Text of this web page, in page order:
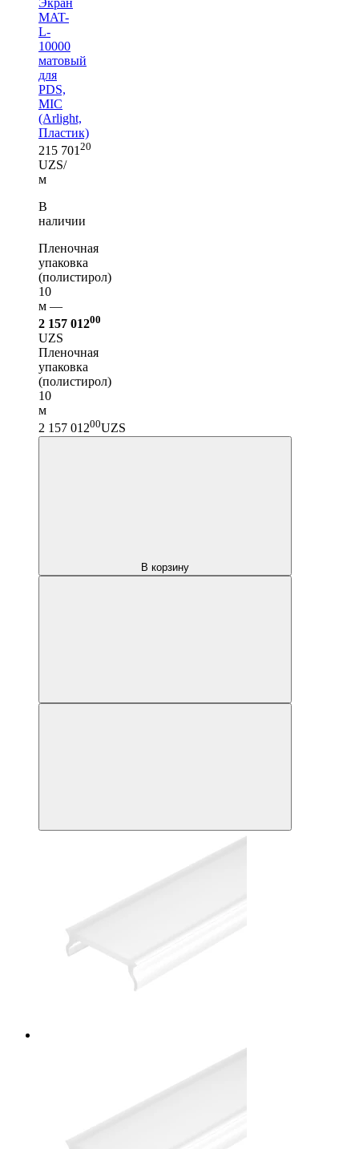
MAT-
L-
10000
матовый
для
PDS,
MIC
(Arlight,
Пластик)
215 701 20
UZS/
м
В
наличии
Пленочная
упаковка
(полистирол)
10
м —
2 157 01200
UZS
Пленочная
упаковка
(полистирол)
10
м
2 157 01200UZS
В корзину